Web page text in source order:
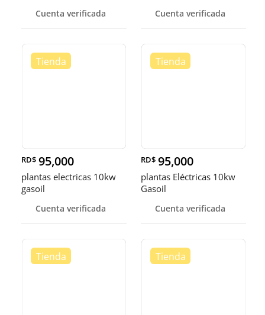
Cuenta verificada Cuenta verificada
RD$ 95,000
plantas electricas 10kw
gasoil
Cuenta verificada
RD$ 95,000
plantas Eléctricas 10kw
Gasoil
Cuenta verificada